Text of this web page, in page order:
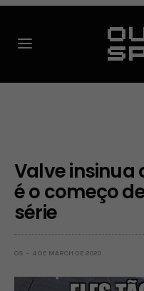
Valve insinua
é o começo
série
OS 4 DE MARCH DE 2020